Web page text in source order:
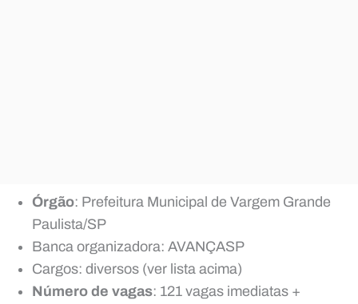
Órgão: Prefeitura Municipal de Vargem Grande
Paulista/SP
Banca organizadora: AVANÇASP
Cargos: diversos (ver lista acima)
Número de vagas: 121 vagas imediatas +